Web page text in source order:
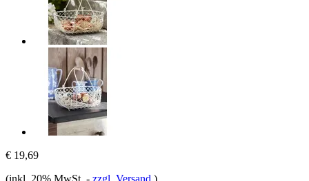
€ 19,69
(inkl. 20% MwSt. - zzgl. Versand )